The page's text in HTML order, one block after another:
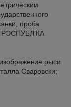
проба
РЭСПУБЛIКА
рыси
Сваровски;